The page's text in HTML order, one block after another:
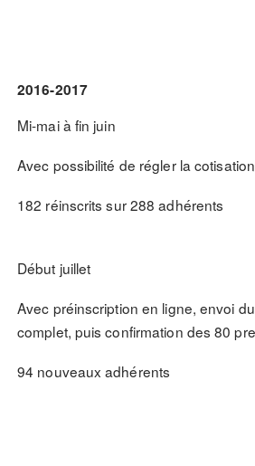
2016-2017
Mi-mai à fin juin
Avec possibilité de régler la
182 réinscrits sur 288 adhérents
Début juillet
Avec préinscription en ligne, envoi
complet, puis confirmation des 80
94 nouveaux adhérents